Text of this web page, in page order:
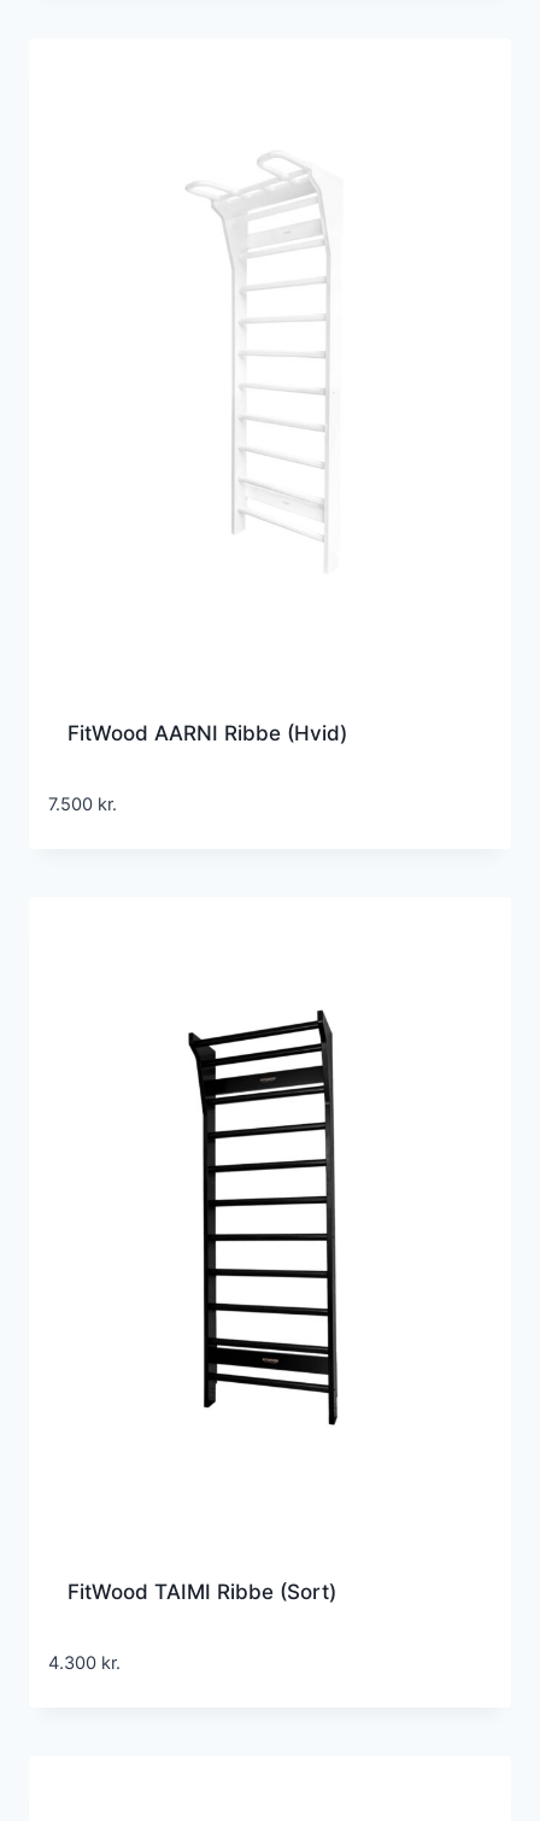
FitWood AARNI Ribbe (Hvid)
7.500 kr.
FitWood TAIMI Ribbe (Sort)
4.300 kr.